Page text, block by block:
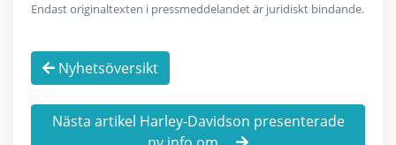
Endast originaltexten i pressmeddelandet är juridiskt bindande.
Nyhetsöversikt
Nästa artikel Harley-Davidson presenterade